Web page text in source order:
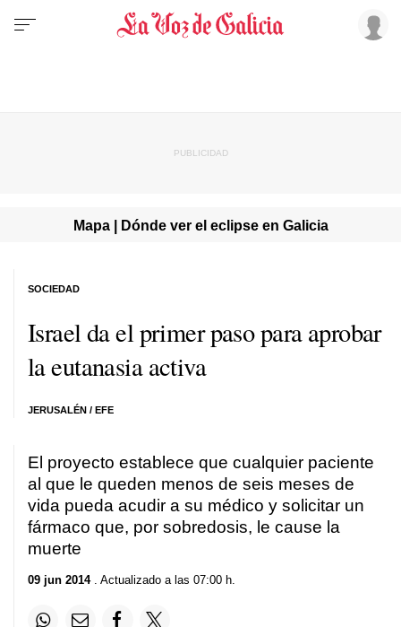
Mapa | Dónde ver el eclipse en Galicia
Israel da el primer paso para aprobar
la eutanasia activa
JERUSALÉN / EFE
SOCIEDAD
El proyecto establece que cualquier paciente
al que le queden menos de seis meses de
vida pueda acudir a su médico y solicitar un
fármaco que, por sobredosis, le cause la
muerte
09 jun 2014. Actualizado a las 07:00 h.